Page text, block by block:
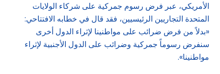
الأمريكي، عبر فرض رسوم جمركية على شركاء الولايات
المتحدة التجاريين الرئيسيين، فقد قال في خطابه الافتتاحي:
«بدلاً من فرض ضرائب على مواطنينا لإثراء الدول أخرى
سنفرض رسوماً جمركية وضرائب على الدول الأجنبية لإثراء
مواطنينا».